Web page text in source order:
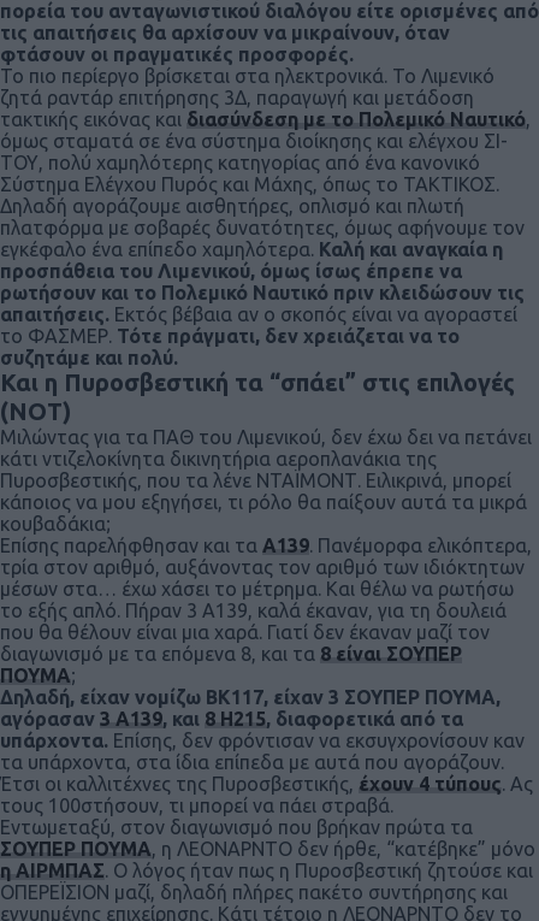
πορεία του ανταγωνιστικού διαλόγου είτε ορισμένες από
τις απαιτήσεις θα αρχίσουν να μικραίνουν, όταν
φτάσουν οι πραγματικές προσφορές.
Το πιο περίεργο βρίσκεται στα ηλεκτρονικά. Το Λιμενικό
ζητά ραντάρ επιτήρησης 3Δ, παραγωγή και μετάδοση
τακτικής εικόνας και διασύνδεση με το Πολεμικό Ναυτικό,
όμως σταματά σε ένα σύστημα διοίκησης και ελέγχου ΣΙ-
ΤΟΥ, πολύ χαμηλότερης κατηγορίας από ένα κανονικό
Σύστημα Ελέγχου Πυρός και Μάχης, όπως το ΤΑΚΤΙΚΟΣ.
Δηλαδή αγοράζουμε αισθητήρες, οπλισμό και πλωτή
πλατφόρμα με σοβαρές δυνατότητες, όμως αφήνουμε τον
εγκέφαλο ένα επίπεδο χαμηλότερα. Καλή και αναγκαία η
προσπάθεια του Λιμενικού, όμως ίσως έπρεπε να
ρωτήσουν και το Πολεμικό Ναυτικό πριν κλειδώσουν τις
απαιτήσεις. Εκτός βέβαια αν ο σκοπός είναι να αγοραστεί
το ΦΑΣΜΕΡ. Τότε πράγματι, δεν χρειάζεται να το
συζητάμε και πολύ.
Και η Πυροσβεστική τα “σπάει” στις επιλογές
(ΝΟΤ)
Μιλώντας για τα ΠΑΘ του Λιμενικού, δεν έχω δει να πετάνει
κάτι ντιζελοκίνητα δικινητήρια αεροπλανάκια της
Πυροσβεστικής, που τα λένε ΝΤΑΪΜΟΝΤ. Ειλικρινά, μπορεί
κάποιος να μου εξηγήσει, τι ρόλο θα παίξουν αυτά τα μικρά
κουβαδάκια;
Επίσης παρελήφθησαν και τα Α139. Πανέμορφα ελικόπτερα,
τρία στον αριθμό, αυξάνοντας τον αριθμό των ιδιόκτητων
μέσων στα… έχω χάσει το μέτρημα. Και θέλω να ρωτήσω
το εξής απλό. Πήραν 3 Α139, καλά έκαναν, για τη δουλειά
που θα θέλουν είναι μια χαρά. Γιατί δεν έκαναν μαζί τον
διαγωνισμό με τα επόμενα 8, και τα 8 είναι ΣΟΥΠΕΡ
ΠΟΥΜΑ;
Δηλαδή, είχαν νομίζω ΒΚ117, είχαν 3 ΣΟΥΠΕΡ ΠΟΥΜΑ,
αγόρασαν 3 Α139, και 8 Η215, διαφορετικά από τα
υπάρχοντα. Επίσης, δεν φρόντισαν να εκσυγχρονίσουν καν
τα υπάρχοντα, στα ίδια επίπεδα με αυτά που αγοράζουν.
Έτσι οι καλλιτέχνες της Πυροσβεστικής, έχουν 4 τύπους. Ας
τους 100στήσουν, τι μπορεί να πάει στραβά.
Εντωμεταξύ, στον διαγωνισμό που βρήκαν πρώτα τα
ΣΟΥΠΕΡ ΠΟΥΜΑ, η ΛΕΟΝΑΡΝΤΟ δεν ήρθε, “κατέβηκε” μόνο
η ΑΙΡΜΠΑΣ. Ο λόγος ήταν πως η Πυροσβεστική ζητούσε και
ΟΠΕΡΕΪΣΙΟΝ μαζί, δηλαδή πλήρες πακέτο συντήρησης και
εγγυημένης επιχείρησης. Κάτι τέτοιο η ΛΕΟΝΑΡΝΤΟ δεν το